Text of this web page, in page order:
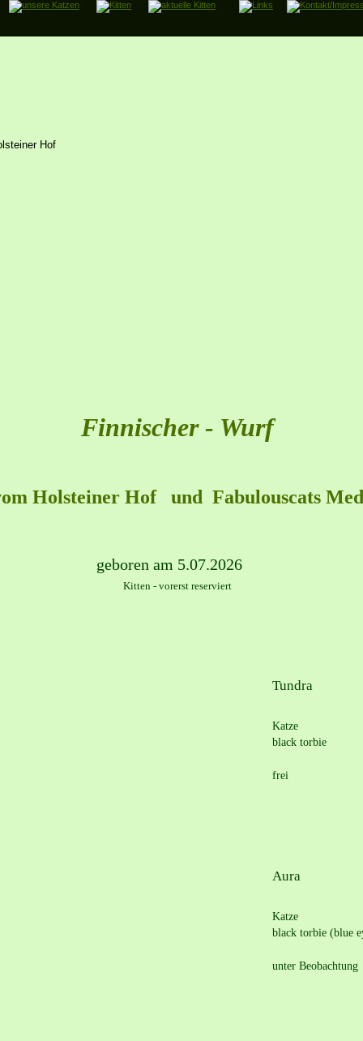
Finnischer - Wurf
Holsteiner Hof   und  Fabulouscats
geboren am 5.07.2026
           Kitten - vorerst reserviert
Tundra
Katze
black torbie
frei
Aura
Katze
black torbie (blue
unter Beobachtung